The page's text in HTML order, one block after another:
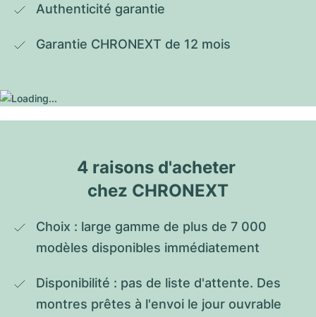
Authenticité garantie
Garantie CHRONEXT de 12 mois
4 raisons d'acheter
chez CHRONEXT
Choix : large gamme de plus de 7 000
modèles disponibles immédiatement
Disponibilité : pas de liste d'attente. Des
montres prêtes à l'envoi le jour ouvrable